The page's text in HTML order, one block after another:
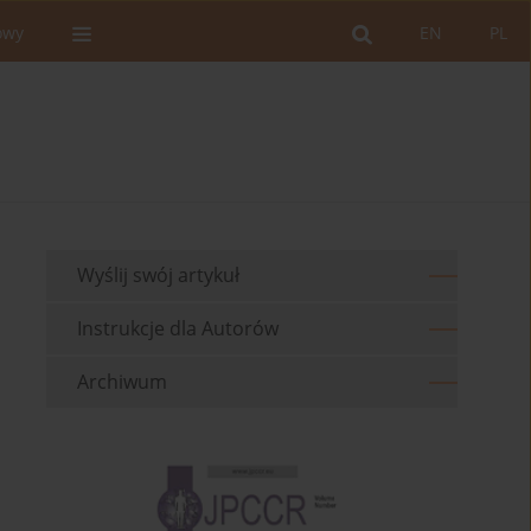
PL
EN
Wyślij swój artykuł
Instrukcje dla Autorów
Archiwum